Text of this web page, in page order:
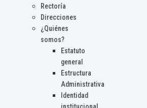
Rectoría
Direcciones
¿Quiénes
somos?
Estatuto
general
Estructura
Administrativa
Identidad